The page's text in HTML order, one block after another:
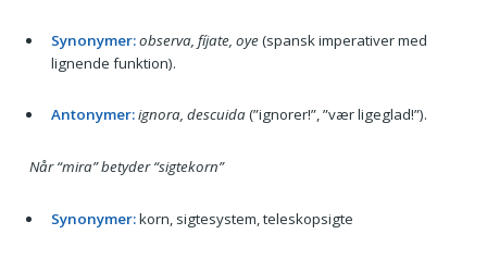
Synonymer:observa, fíjate, oye(spansk imperativer med
lignende funktion).
Antonymer:ignora, descuida(”ignorer!”, ”vær ligeglad!”).
Når “mira” betyder “sigtekorn”
Synonymer:korn, sigtesystem, teleskopsigte